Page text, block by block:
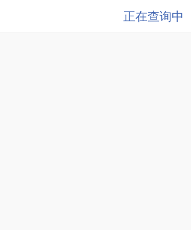
正在查询中